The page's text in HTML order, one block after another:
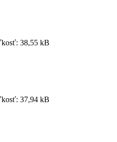
38,55 kB
37,94 kB